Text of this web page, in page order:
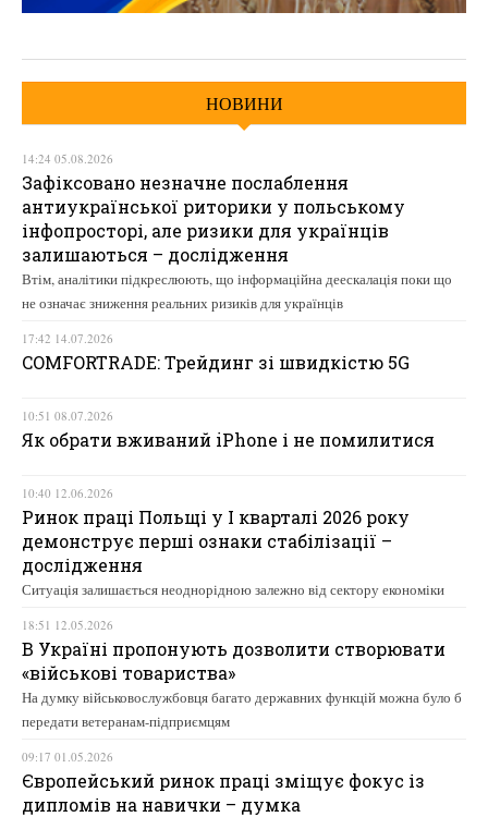
НОВИНИ
14:24 05.08.2026
Зафіксовано незначне послаблення
антиукраїнської риторики у польському
інфопросторі, але ризики для українців
залишаються – дослідження
Втім, аналітики підкреслюють, що інформаційна деескалація поки що
не означає зниження реальних ризиків для українців
17:42 14.07.2026
COMFORTRADE: Трейдинг зі швидкістю 5G
10:51 08.07.2026
Як обрати вживаний iPhone і не помилитися
10:40 12.06.2026
Ринок праці Польщі у І кварталі 2026 року
демонструє перші ознаки стабілізації –
дослідження
Ситуація залишається неоднорідною залежно від сектору економіки
18:51 12.05.2026
В Україні пропонують дозволити створювати
«військові товариства»
На думку військовослужбовця багато державних функцій можна було б
передати ветеранам-підприємцям
09:17 01.05.2026
Європейський ринок праці зміщує фокус із
дипломів на навички – думка